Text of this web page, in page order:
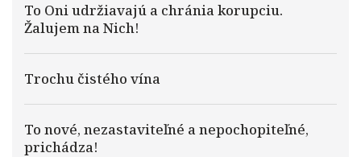
To Oni udržiavajú a chránia korupciu.
Žalujem na Nich!
Trochu čistého vína
To nové, nezastaviteľné a nepochopiteľné,
prichádza!